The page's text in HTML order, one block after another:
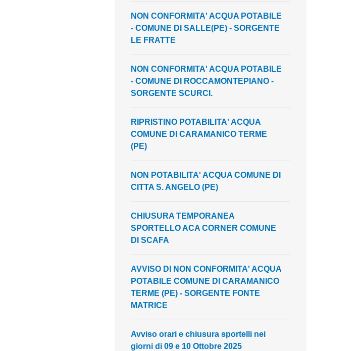
NON CONFORMITA' ACQUA POTABILE
- COMUNE DI SALLE(PE) - SORGENTE
LE FRATTE
NON CONFORMITA' ACQUA POTABILE
- COMUNE DI ROCCAMONTEPIANO -
SORGENTE SCURCI.
RIPRISTINO POTABILITA' ACQUA
COMUNE DI CARAMANICO TERME
(PE)
NON POTABILITA' ACQUA COMUNE DI
CITTA S. ANGELO (PE)
CHIUSURA TEMPORANEA
SPORTELLO ACA CORNER COMUNE
DI SCAFA
AVVISO DI NON CONFORMITA' ACQUA
POTABILE COMUNE DI CARAMANICO
TERME (PE) - SORGENTE FONTE
MATRICE
Avviso orari e chiusura sportelli nei
giorni di 09 e 10 Ottobre 2025